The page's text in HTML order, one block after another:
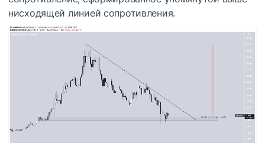
нисходящей линией сопротивления.